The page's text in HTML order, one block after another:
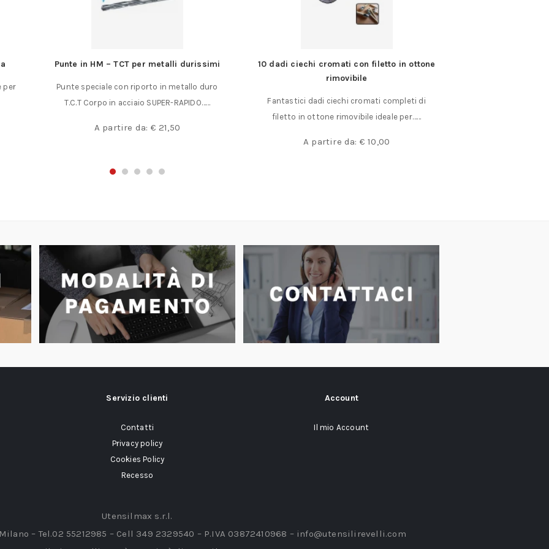
per
Punte in HM – TCT per metalli durissimi
Punte speciale con riporto in metallo duro
T.C.T Corpo in acciaio SUPER-RAPIDO……
A partire da: € 21,50
10 dadi ciechi cromati con filetto in ottone
rimovibile
Fantastici dadi ciechi cromati completi di
filetto in ottone rimovibile ideale per……
A partire da: € 10,00
Servizio clienti
Contatti
Privacy policy
Cookies Policy
Recesso
Account
Il mio Account
Utensilmax s.r.l.
– Tel.02 55212985 – Cell 349 2329540 – P.IVA 03872410968 – info@utensilirevelli.com